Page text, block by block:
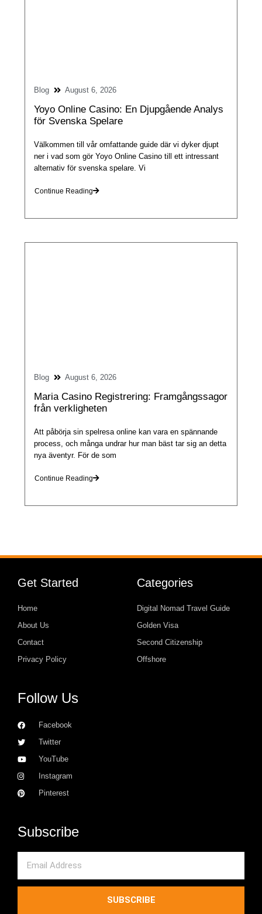
Blog August 6, 2026
Yoyo Online Casino: En Djupgående Analys
för Svenska Spelare
Välkommen till vår omfattande guide där vi dyker djupt
ner i vad som gör Yoyo Online Casino till ett intressant
alternativ för svenska spelare. Vi
Continue Reading
Blog August 6, 2026
Maria Casino Registrering: Framgångssagor
från verkligheten
Att påbörja sin spelresa online kan vara en spännande
process, och många undrar hur man bäst tar sig an detta
nya äventyr. För de som
Continue Reading
Get Started
Home
About Us
Contact
Privacy Policy
Categories
Digital Nomad Travel Guide
Golden Visa
Second Citizenship
Offshore
Follow Us
Facebook
Twitter
YouTube
Instagram
Pinterest
Subscribe
SUBSCRIBE